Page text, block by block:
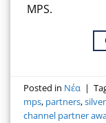
ΜPS.
Posted in Νέα |
mps, partners,
channel partner